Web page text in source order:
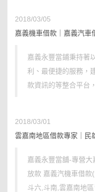
2018/03/05
嘉義機車借款｜嘉義汽車
嘉義永豐當鋪秉持著
利、最便捷的服務，
款資訊的等整合平台
2018/03/01
雲嘉南地區借款專家｜民
嘉義永豐當舖-專營
放款 嘉義汽機車借款
斗六,斗南,雲嘉南地